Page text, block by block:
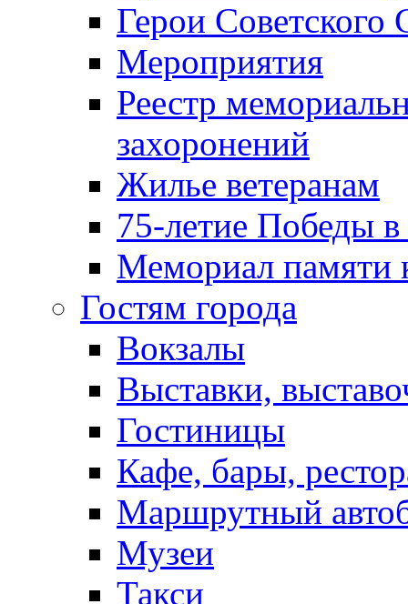
Герои Советского
Мероприятия
Реестр
захоронений
Жилье ветеранам
75-летие Победы
Мемориал памяти
Гостям города
Вокзалы
Выставки,
Гостиницы
Кафе, бары,
Маршрутный
Музеи
Такси